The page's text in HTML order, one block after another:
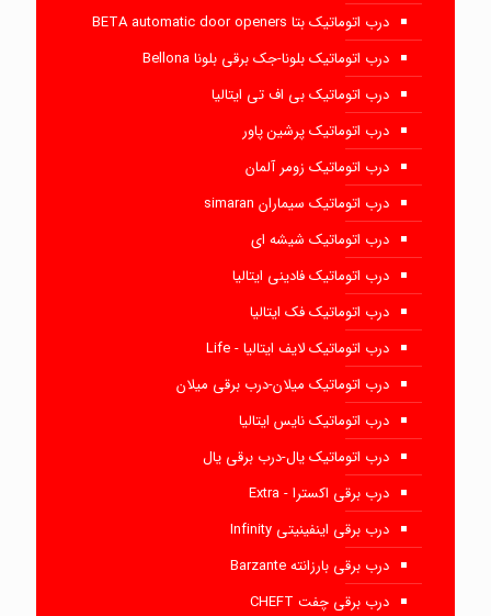
درب اتوماتیک بتا BETA automatic door openers
درب اتوماتیک بلونا-جک برقی بلونا Bellona
درب اتوماتیک بی اف تی ایتالیا
درب اتوماتیک پرشین پاور
درب اتوماتیک زومر آلمان
درب اتوماتیک سیماران simaran
درب اتوماتیک شیشه ای
درب اتوماتیک فادینی ایتالیا
درب اتوماتیک فک ایتالیا
درب اتوماتیک لایف ایتالیا - Life
درب اتوماتیک میلان-درب برقی میلان
درب اتوماتیک نایس ایتالیا
درب اتوماتیک یال-درب برقی یال
درب برقی اکسترا - Extra
درب برقی اینفینیتی Infinity
درب برقی بارزانته Barzante
درب برقی چفت CHEFT